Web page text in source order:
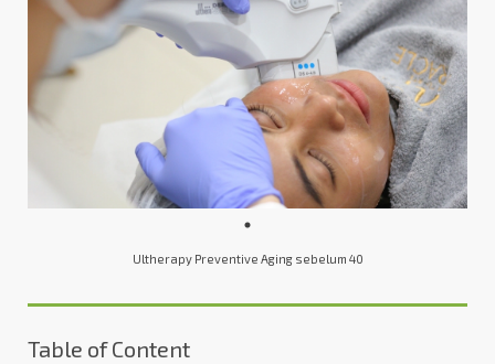
Ultherapy Preventive Aging sebelum 40
Table of Content